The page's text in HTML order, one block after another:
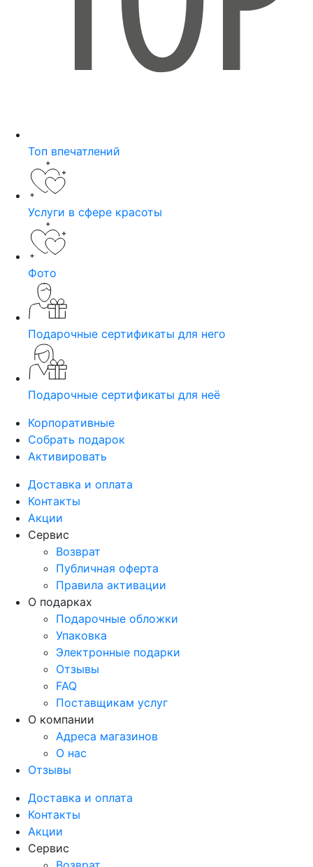
Топ впечатлений
Услуги в сфере красоты
Фото
Подарочные сертификаты для него
Подарочные сертификаты для неё
Корпоративные
Собрать подарок
Активировать
Доставка и оплата
Контакты
Акции
Сервис
Возврат
Публичная оферта
Правила активации
О подарках
Подарочные обложки
Упаковка
Электронные подарки
Отзывы
FAQ
Поставщикам услуг
О компании
Адреса магазинов
О нас
Отзывы
Доставка и оплата
Контакты
Акции
Сервис